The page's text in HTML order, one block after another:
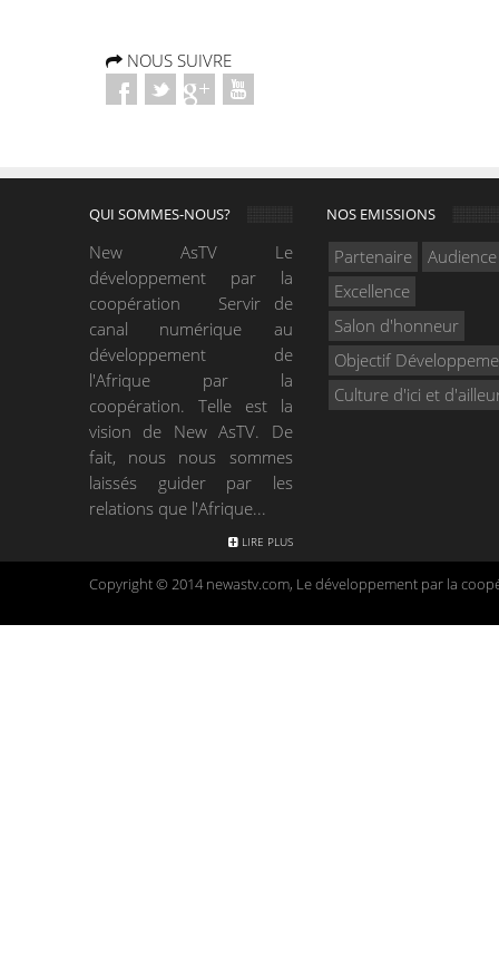
NOUS SUIVRE
QUI SOMMES-NOUS?
New AsTV Le
développement par la
coopération Servir de
canal numérique au
développement de
l'Afrique par la
coopération. Telle est la
vision de New AsTV. De
fait, nous nous sommes
laissés guider par les
relations que l'Afrique...
LIRE PLUS
NOS EMISSIONS
Partenaire
Audience
Excellence
Salon d'honneur
Objectif
Culture d'ici et
Copyright © 2014 newastv.com, Le développement par la